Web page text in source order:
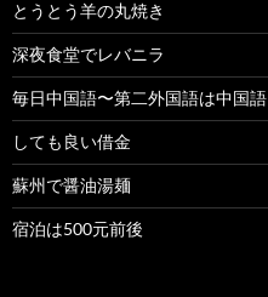
とうとう羊の丸焼き
深夜食堂でレバニラ
毎日中国語〜第二外国語は中国語
しても良い借金
蘇州で醤油湯麺
宿泊は500元前後